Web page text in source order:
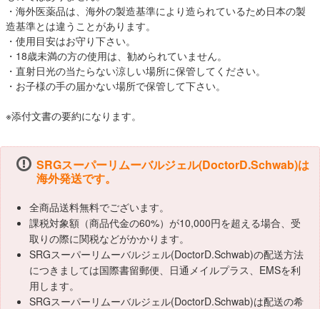
・海外医薬品は、海外の製造基準により造られているため日本の製
造基準とは違うことがあります。
・使用目安はお守り下さい。
・18歳未満の方の使用は、勧められていません。
・直射日光の当たらない涼しい場所に保管してください。
・お子様の手の届かない場所で保管して下さい。
※添付文書の要約になります。
SRGスーパーリムーバルジェル(DoctorD.Schwab)は
海外発送です。
全商品送料無料でございます。
課税対象額（商品代金の60%）が10,000円を超える場合、受
取りの際に関税などがかかります。
SRGスーパーリムーバルジェル(DoctorD.Schwab)の配送方法
につきましては国際書留郵便、日通メイルプラス、EMSを利
用します。
SRGスーパーリムーバルジェル(DoctorD.Schwab)は配送の希